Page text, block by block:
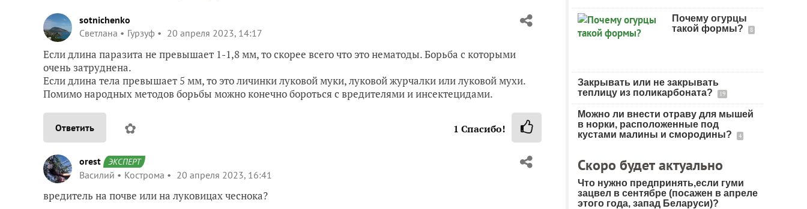
sotnichenko
Светлана
Гурзуф 20 апреля 2023, 14:17
Если длина паразита не превышает 1-1,8 мм, то скорее всего что это нематоды. Борьба с которыми
очень затруднена.
Если длина тела превышает 5 мм, то это личинки луковой муки, луковой журчалки или луковой мухи.
Помимо народных методов борьбы можно конечно бороться с вредителями и инсектецидами.
Ответить ✿ 1 Спасибо!
orest ЭКСПЕРТ
Василий Кострома 20 апреля 2023, 16:41
вредитель на почве или на луковицах чеснока?
Почему огурцы
такой формы?
8
Закрывать или не закрывать
теплицу из поликарбоната?
19
Можно ли внести отраву для мышей
в норки, расположенные под
кустами малины и смородины?
4
Скоро будет актуально
Что нужно предпринять,если гуми
зацвел в сентябре (посажен в апреле
этого года, запад Беларуси)?